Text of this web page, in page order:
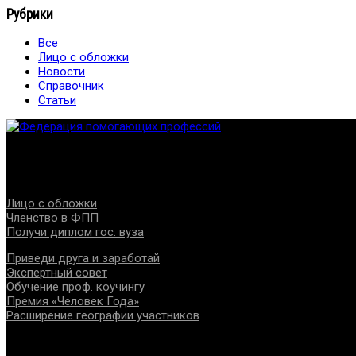
Рубрики
Все
Лицо с обложки
Новости
Справочник
Статьи
Лицо с обложки
Членство в ФПП
Получи диплом гос. вуза
Приведи друга и заработай
Экспертный совет
Обучение проф. коучингу
Премия «Человек Года»
Расширение географии участников